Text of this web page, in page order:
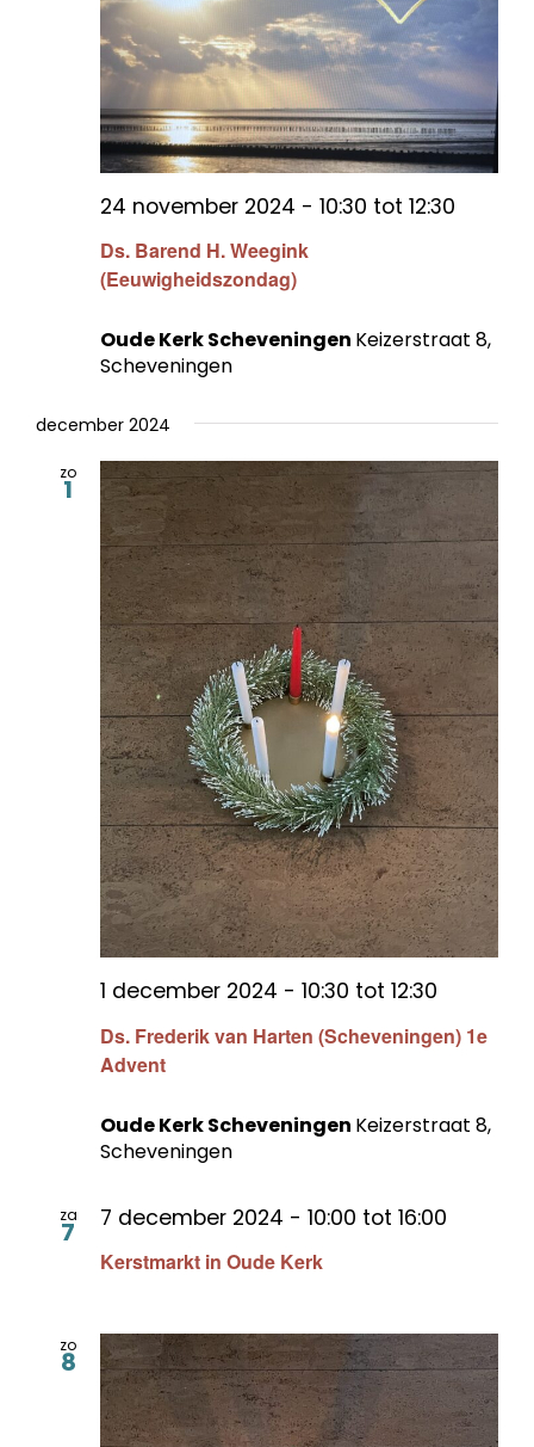
Ds. Barend H. Weegink
(Eeuwigheidszondag)
24 november 2024 - 10:30 tot 12:30
Oude Kerk Scheveningen Keizerstraat 8,
Scheveningen
december 2024
zo
1
Ds. Frederik van Harten (Scheveningen) 1e
Advent
1 december 2024 - 10:30 tot 12:30
Oude Kerk Scheveningen Keizerstraat 8,
Scheveningen
za
7
Kerstmarkt in Oude Kerk
7 december 2024 - 10:00 tot 16:00
zo
8